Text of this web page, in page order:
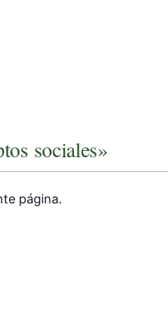
sociales»
página.